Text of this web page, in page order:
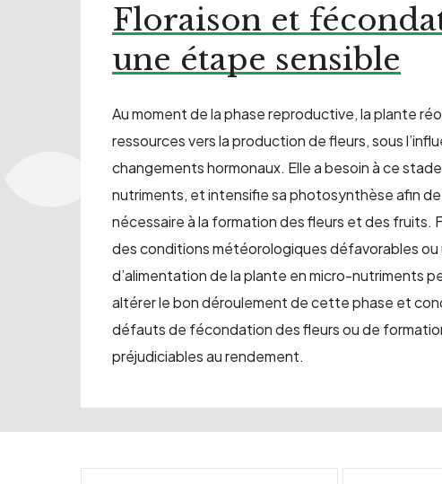
Floraison et
une étape sensible
Au moment de la phase reproductive, la plante
ressources vers la production de fleurs, sous
changements hormonaux. Elle a besoin à ce
nutriments, et intensifie sa photosynthèse afin de
nécessaire à la formation des fleurs et des fruits.
des conditions météorologiques défavorables
d’alimentation de la plante en micro-nutriments
altérer le bon déroulement de cette phase et
défauts de fécondation des fleurs ou de
préjudiciables au rendement.